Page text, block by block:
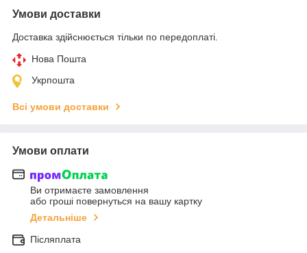
Умови доставки
Доставка здійснюється тільки по передоплаті.
Нова Пошта
Укрпошта
Всі умови доставки
Умови оплати
Ви отримаєте замовлення
або гроші повернуться на вашу картку
Детальніше
Післяплата